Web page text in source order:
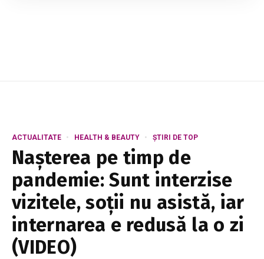
ACTUALITATE HEALTH & BEAUTY ȘTIRI DE TOP
Nașterea pe timp de
pandemie: Sunt interzise
vizitele, soții nu asistă, iar
internarea e redusă la o zi
(VIDEO)